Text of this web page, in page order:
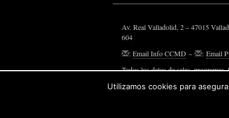
Av. Real Valladolid, 2 – 47015
604
:Email Info CCMD – : Email
Todos los datos de salas, programas,
Utilizamos cookies para